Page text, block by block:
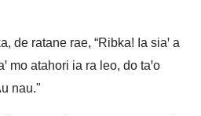
de ratane rae, “Ribka! Ia siaꞌ a
mo atahori ia ra leo, do taꞌo
nau."